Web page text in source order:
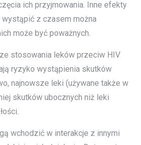
ich przyjmowania. Inne efekty
z czasem można
może być poważnych.
stosowania leków przeciw HIV
ryzyko wystąpienia skutków
najnowsze leki (używane także w
skutków ubocznych niż leki
wchodzić w interakcje z innymi